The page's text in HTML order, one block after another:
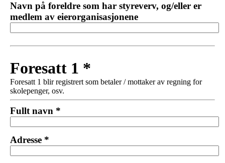
Navn på foreldre som har styreverv, og/eller er
medlem av eierorganisasjonene
Foresatt 1 *
Foresatt 1 blir registrert som betaler / mottaker av regning for
skolepenger, osv.
Fullt navn *
Adresse *